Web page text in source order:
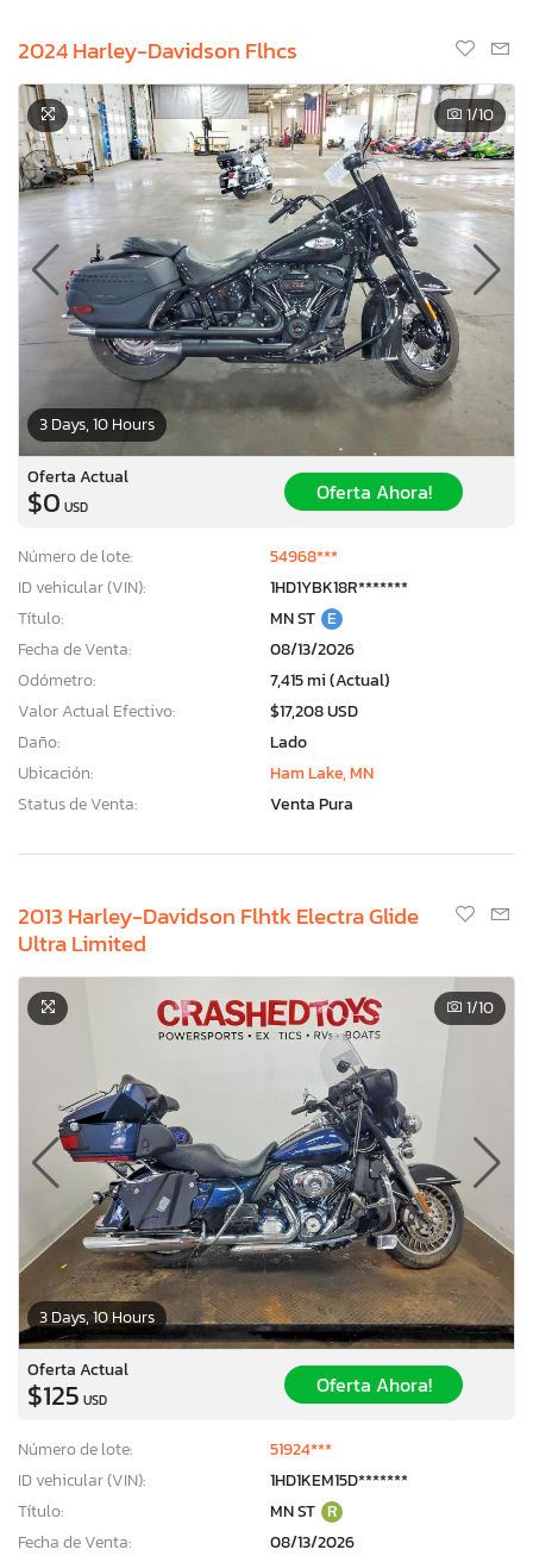
2024 Harley-Davidson Flhcs
3 Days, 10 Hours
1/10
Oferta Actual
$0 USD
Oferta Ahora!
Número de lote:
54968***
ID vehicular (VIN):
1HD1YBK18R*******
Título:
MN ST E
Fecha de Venta:
08/13/2026
Odómetro:
7,415 mi (Actual)
Valor Actual Efectivo:
$17,208 USD
Daño:
Lado
Ubicación:
Ham Lake, MN
Status de Venta:
Venta Pura
2013 Harley-Davidson Flhtk Electra Glide
Ultra Limited
3 Days, 10 Hours
1/10
Oferta Actual
$125 USD
Oferta Ahora!
Número de lote:
51924***
ID vehicular (VIN):
1HD1KEM15D*******
Título:
MN ST R
Fecha de Venta:
08/13/2026